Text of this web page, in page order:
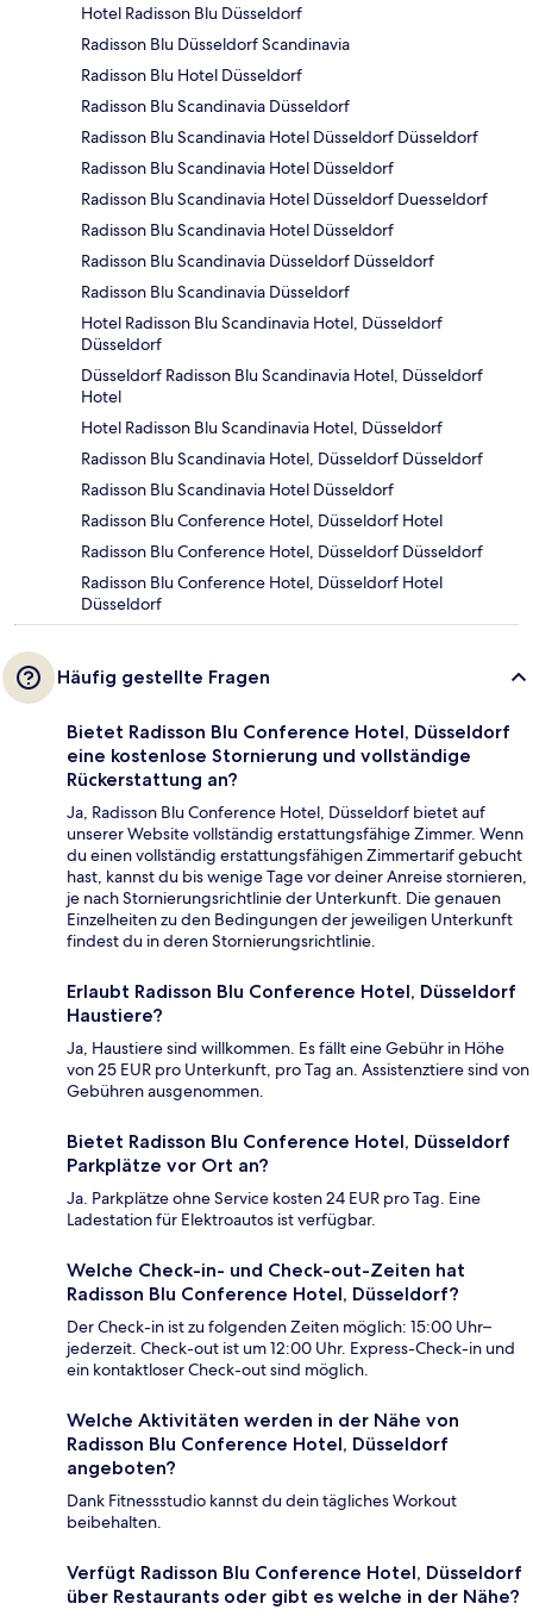
Hotel Radisson Blu Düsseldorf
Radisson Blu Düsseldorf Scandinavia
Radisson Blu Hotel Düsseldorf
Radisson Blu Scandinavia Düsseldorf
Radisson Blu Scandinavia Hotel Düsseldorf Düsseldorf
Radisson Blu Scandinavia Hotel Düsseldorf
Radisson Blu Scandinavia Hotel Düsseldorf Duesseldorf
Radisson Blu Scandinavia Hotel Düsseldorf
Radisson Blu Scandinavia Düsseldorf Düsseldorf
Radisson Blu Scandinavia Düsseldorf
Hotel Radisson Blu Scandinavia Hotel, Düsseldorf
Düsseldorf
Düsseldorf Radisson Blu Scandinavia Hotel, Düsseldorf
Hotel
Hotel Radisson Blu Scandinavia Hotel, Düsseldorf
Radisson Blu Scandinavia Hotel, Düsseldorf Düsseldorf
Radisson Blu Scandinavia Hotel Düsseldorf
Radisson Blu Conference Hotel, Düsseldorf Hotel
Radisson Blu Conference Hotel, Düsseldorf Düsseldorf
Radisson Blu Conference Hotel, Düsseldorf Hotel
Düsseldorf
Häufig gestellte Fragen
Bietet Radisson Blu Conference Hotel, Düsseldorf
eine kostenlose Stornierung und vollständige
Rückerstattung an?
Ja, Radisson Blu Conference Hotel, Düsseldorf bietet auf
unserer Website vollständig erstattungsfähige Zimmer. Wenn
du einen vollständig erstattungsfähigen Zimmertarif gebucht
hast, kannst du bis wenige Tage vor deiner Anreise stornieren,
je nach Stornierungsrichtlinie der Unterkunft. Die genauen
Einzelheiten zu den Bedingungen der jeweiligen Unterkunft
findest du in deren Stornierungsrichtlinie.
Erlaubt Radisson Blu Conference Hotel, Düsseldorf
Haustiere?
Ja, Haustiere sind willkommen. Es fällt eine Gebühr in Höhe
von 25 EUR pro Unterkunft, pro Tag an. Assistenztiere sind von
Gebühren ausgenommen.
Bietet Radisson Blu Conference Hotel, Düsseldorf
Parkplätze vor Ort an?
Ja. Parkplätze ohne Service kosten 24 EUR pro Tag. Eine
Ladestation für Elektroautos ist verfügbar.
Welche Check-in- und Check-out-Zeiten hat
Radisson Blu Conference Hotel, Düsseldorf?
Der Check-in ist zu folgenden Zeiten möglich: 15:00 Uhr–
jederzeit. Check-out ist um 12:00 Uhr. Express-Check-in und
ein kontaktloser Check-out sind möglich.
Welche Aktivitäten werden in der Nähe von
Radisson Blu Conference Hotel, Düsseldorf
angeboten?
Dank Fitnessstudio kannst du dein tägliches Workout
beibehalten.
Verfügt Radisson Blu Conference Hotel, Düsseldorf
über Restaurants oder gibt es welche in der Nähe?